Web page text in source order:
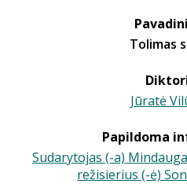
Tolimas
Jūratė
Papildoma
Sudarytojas (-a)
režisierius (-ė)